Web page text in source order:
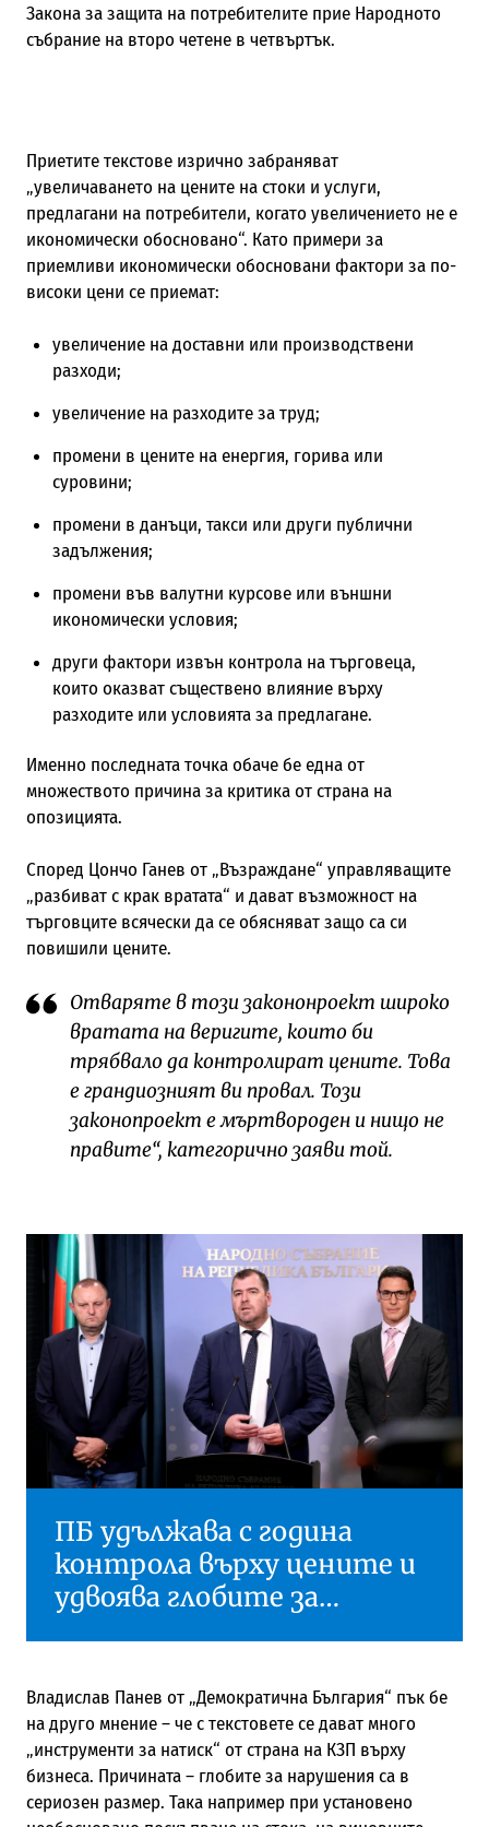
Закона за защита на потребителите прие Народното
събрание на второ четене в четвъртък.
Приетите текстове изрично забраняват
„увеличаването на цените на стоки и услуги,
предлагани на потребители, когато увеличението не е
икономически обосновано“. Като примери за
приемливи икономически обосновани фактори за по-
високи цени се приемат:
увеличение на доставни или производствени
разходи;
увеличение на разходите за труд;
промени в цените на енергия, горива или
суровини;
промени в данъци, такси или други публични
задължения;
промени във валутни курсове или външни
икономически условия;
други фактори извън контрола на търговеца,
които оказват съществено влияние върху
разходите или условията за предлагане.
Именно последната точка обаче бе една от
множеството причина за критика от страна на
опозицията.
Според Цончо Ганев от „Възраждане“ управляващите
„разбиват с крак вратата“ и дават възможност на
търговците всячески да се обясняват защо са си
повишили цените.
Отваряте в този закононроект широко
вратата на веригите, които би
трябвало да контролират цените. Това
е грандиозният ви провал. Този
законопроект е мъртвороден и нищо не
правите“, категорично заяви той.
ПБ удължава с година
контрола върху цените и
удвоява глобите за
Владислав Панев от „Демократична България“ пък бе
на друго мнение – че с текстовете се дават много
„инструменти за натиск“ от страна на КЗП върху
бизнеса. Причината – глобите за нарушения са в
сериозен размер. Така например при установено